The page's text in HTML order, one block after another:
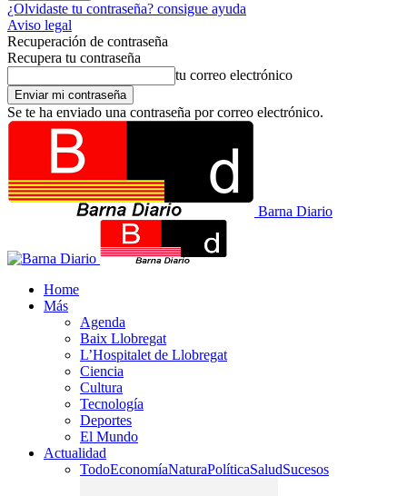
¿Olvidaste tu contraseña? consigue ayuda
Aviso legal
Recuperación de contraseña
Recupera tu contraseña
tu correo electrónico
Se te ha enviado una contraseña por correo electrónico.
Barna Diario
Home
Más
Agenda
Baix Llobregat
L’Hospitalet de Llobregat
Ciencia
Cultura
Tecnología
Deportes
El Mundo
Actualidad
TodoEconomíaNaturaPolíticaSaludSucesos